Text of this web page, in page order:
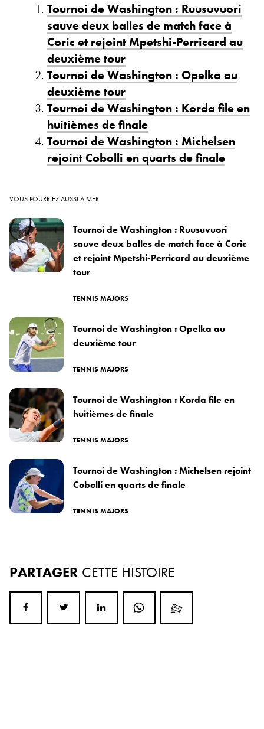
Tournoi de Washington : Ruusuvuori
sauve deux balles de match face à
Coric et rejoint Mpetshi-Perricard au
deuxième tour
Tournoi de Washington : Opelka au
deuxième tour
Tournoi de Washington : Korda file en
huitièmes de finale
Tournoi de Washington : Michelsen
rejoint Cobolli en quarts de finale
VOUS POURRIEZ AUSSI AIMER
Tournoi de Washington : Ruusuvuori
sauve deux balles de match face à Coric
et rejoint Mpetshi-Perricard au deuxième
tour
TENNIS MAJORS
Tournoi de Washington : Opelka au
deuxième tour
TENNIS MAJORS
Tournoi de Washington : Korda file en
huitièmes de finale
TENNIS MAJORS
Tournoi de Washington : Michelsen rejoint
Cobolli en quarts de finale
TENNIS MAJORS
PARTAGER CETTE HISTOIRE